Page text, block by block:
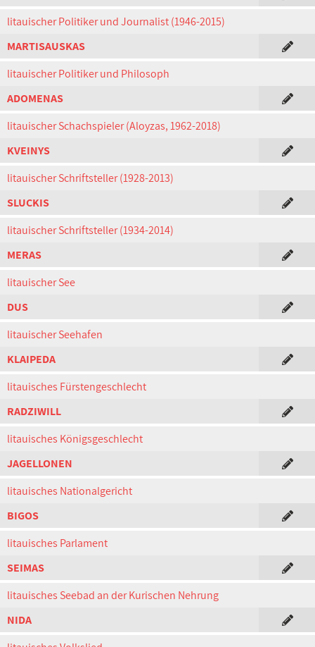
litauischer Politiker und Journalist (1946-2015)
MARTISAUSKAS
litauischer Politiker und Philosoph
ADOMENAS
litauischer Schachspieler (Aloyzas, 1962-2018)
KVEINYS
litauischer Schriftsteller (1928-2013)
SLUCKIS
litauischer Schriftsteller (1934-2014)
MERAS
litauischer See
DUS
litauischer Seehafen
KLAIPEDA
litauisches Fürstengeschlecht
RADZIWILL
litauisches Königsgeschlecht
JAGELLONEN
litauisches Nationalgericht
BIGOS
litauisches Parlament
SEIMAS
litauisches Seebad an der Kurischen Nehrung
NIDA